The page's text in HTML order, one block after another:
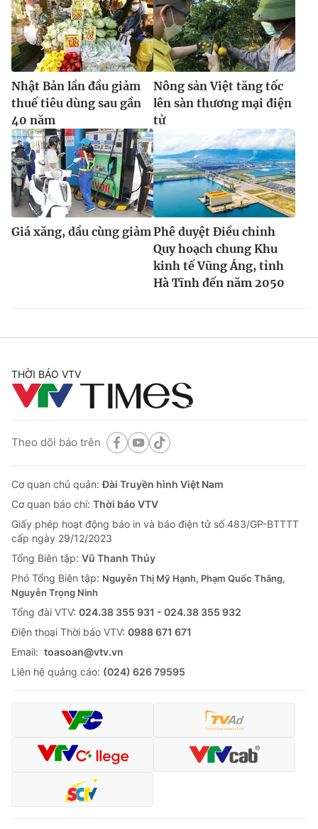
® Cấm sao chép dưới mọi hình thức nếu không có sự chấp
thuận bằng văn bản. Ghi rõ nguồn VTV.vn khi phát hành lại
thông tin từ website này.
Nhật Bản lần đầu giảm
thuế tiêu dùng sau gần
40 năm
Nông sản Việt tăng tốc
lên sàn thương mại điện
tử
Giá xăng, dầu cùng giảm Phê duyệt Điều chỉnh
Quy hoạch chung Khu
kinh tế Vũng Áng, tỉnh
Hà Tĩnh đến năm 2050
THỜI BÁO VTV
Theo dõi báo trên
Cơ quan chủ quản:Đài Truyền hình Việt Nam
Cơ quan báo chí: Thời báo VTV
Giấy phép hoạt động báo in và báo điện tử số 483/GP-BTTTT
cấp ngày 29/12/2023
Tổng Biên tập: Vũ Thanh Thủy
Phó Tổng Biên tập: Nguyễn Thị Mỹ Hạnh, Phạm Quốc Thắng,
Nguyễn Trọng Ninh
Tổng đài VTV: 024.38 355 931 - 024.38 355 932
Ðiện thoại Thời báo VTV: 0988 671 671
Email: toasoan@vtv.vn
Liên hệ quảng cáo: (024) 626 79595